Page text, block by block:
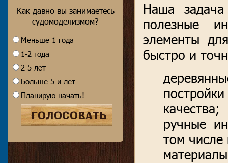
Как давно вы занимаетесь
судомоделизмом?
Меньше 1 года
1-2 года
2-5 лет
Больше 5-и лет
Планирую начать!
ГОЛОСОВАТЬ
Наша
полезные
элементы
быстро и
качества;
ручные
том числе